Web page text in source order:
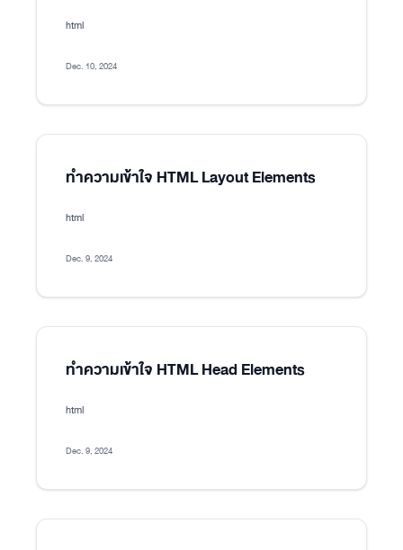
html
Dec. 10, 2024
ทำความเข้าใจ HTML Layout Elements
html
Dec. 9, 2024
ทำความเข้าใจ HTML Head Elements
html
Dec. 9, 2024